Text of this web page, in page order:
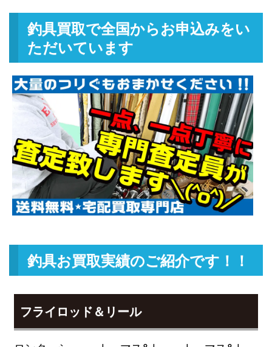
ダイワ ベイトリール ジリオン
TW HD 1520SHL 左 未使用
釣具買取クーポン g-
33,000円
2026/05/02
ダイワ ベイトリール ジリオン
TW HD 1520XHL 未使用
釣具買取クーポンg-
turi20260508（2026/05/31迄）
25,500円
2026/05/02
ダイワ ベイトリール ジリオン リ
ミテッド 6.3L Jドリーム 左 未使
用
釣具買取クーポン g-
turi20260509（2026/05/31迄）
22,500円
2026/05/02
釣具買取クーポンg-
turi20260510（2026/05/31迄）
魚探 未使用
釣具買取クーポンturi20260404-
釣具買取で全国からお申込みをい
ただいています
釣具お買取実績のご紹介です！！
フライロッド＆リール